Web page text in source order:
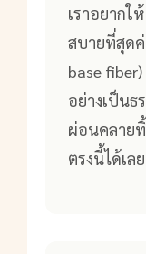
เราอยาก
สบายที่สุด
base
อย่างเป็น
ผ่อนคลาย
ตรงนี้ได้เล